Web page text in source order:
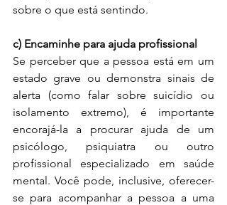
sobre o que está sentindo.
c) Encaminhe para ajuda profissional
Se perceber que a pessoa está em um
estado grave ou demonstra sinais de
alerta (como falar sobre suicídio ou
isolamento extremo), é importante
encorajá-la a procurar ajuda de um
psicólogo, psiquiatra ou outro
profissional especializado em saúde
mental. Você pode, inclusive, oferecer-
se para acompanhar a pessoa a uma